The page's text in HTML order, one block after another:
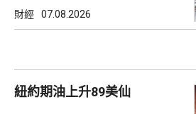
財經 07.08.2026
紐約期油上升89美仙